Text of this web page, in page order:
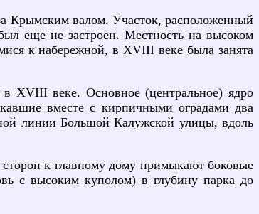
Крымским валом. Участок, расположенный
еще не застроен. Местность на высоком
к набережной, в XVIII веке была занята
в XVIII веке. Основное (центральное) ядро
вместе с кирпичными оградами два
линии Большой Калужской улицы, вдоль
к главному дому примыкают боковые
с высоким куполом) в глубину парка до